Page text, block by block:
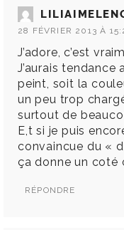
28 FÉVRIER 2013 À
J’adore, c’est
J’aurais
peint, soit la
un peu trop
surtout de
E,t si je puis
convaincue du «
ça donne un coté
RÉPONDRE